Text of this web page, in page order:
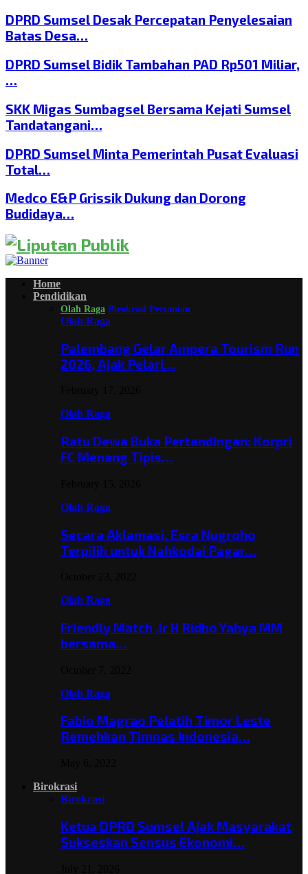
DPRD Sumsel Desak Percepatan Penyelesaian
Batas Desa…
DPRD Sumsel Bidik Tambahan PAD Rp501 Miliar,
…
SKK Migas Sumbagsel Bersama Kejati Sumsel
Tandatangani…
DPRD Sumsel Minta Pemerintah Pusat Evaluasi
Total…
Medco E&P Grissik Dukung dan Dorong
Budidaya…
Home
Pendidikan
Olah Raga Birokrasi Pertanian
Olah Raga
Palembang Gelar Ampera Tourism Run
2026, Ajak Pelari…
Olah Raga
Ratu Dewa Buka Pertandingan: Korpri
FC Menang Tipis…
Olah Raga
Secara Aklamasi, Esra Nugroho
Terpilih untuk Nahkodai Pagar…
Olah Raga
Friendly Match ,Ir H Ridho Yahya MM
bersama…
Olah Raga
Fabio Magrao Pelatih Timor Leste
Remehkan Timnas Indonesia…
Birokrasi
Birokrasi
Ketua DPRD Sumsel Ajak Masyarakat
Sukseskan Sensus Ekonomi…